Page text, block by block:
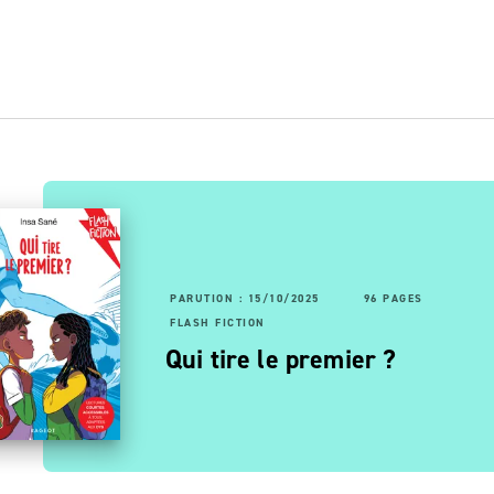
PAGES
!
: 14/10/2020
96 PAGES
FICTION
à abattre
PARUTION : 15/10/2025
96 PAGES
FLASH FICTION
Qui tire le premier ?